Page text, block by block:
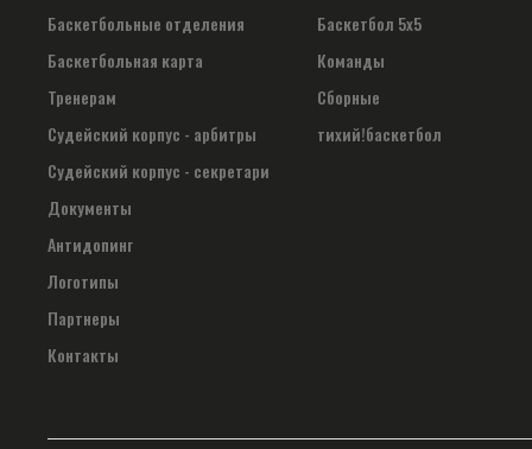
Баскетбольные отделения
Баскетбольная карта
Тренерам
Судейский корпус - арбитры
Судейский корпус - секретари
Документы
Антидопинг
Логотипы
Партнеры
Контакты
Баскетбол 5х5
Команды
Сборные
тихий!баскетбол